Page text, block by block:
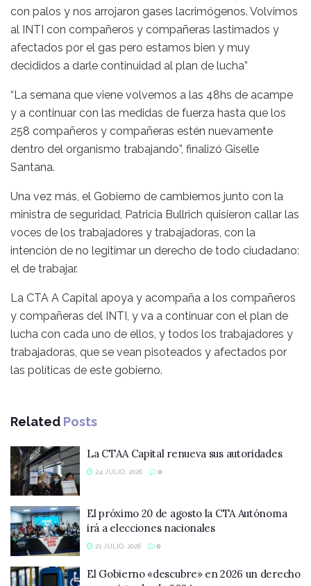
con palos y nos arrojaron gases lacrimógenos. Volvimos
al INTI con compañeros y compañeras lastimados y
afectados por el gas pero estamos bien y muy
decididos a darle continuidad al plan de lucha”
“La semana que viene volvemos a las 48hs de acampe
y a continuar con las medidas de fuerza hasta que los
258 compañeros y compañeras estén nuevamente
dentro del organismo trabajando”, finalizó Giselle
Santana.
Una vez más, el Gobierno de cambiemos junto con la
ministra de seguridad, ‎Patricia Bullrich quisieron callar las
voces de los trabajadores y trabajadoras, con la
intención de no legitimar un derecho de todo ciudadano:
el de trabajar.
La CTA A Capital apoya y acompaña a los compañeros
y compañeras del INTI, y va a continuar con el plan de
lucha con cada uno de ellos, y todos los trabajadores y
trabajadoras, que se vean pisoteados y afectados por
las políticas de este gobierno.
Related Posts
La CTAA Capital renueva sus autoridades
24 JULIO, 2026 0
El próximo 20 de agosto la CTA Autónoma
irá a elecciones nacionales
21 JULIO, 2026 0
El Gobierno «descubre» en 2026 un derecho